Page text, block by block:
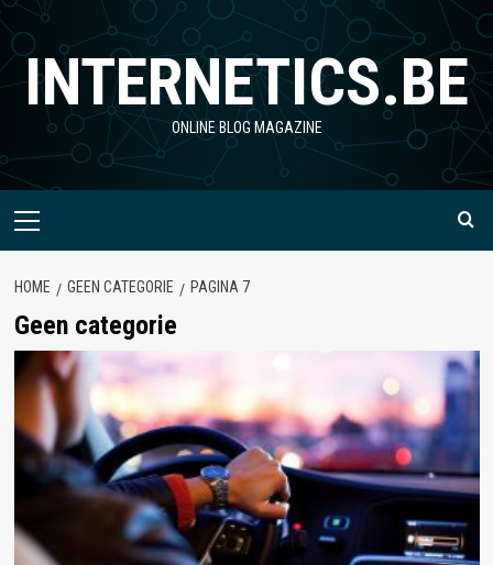
Ga
naar
de
inhoudINTERNETICS.BE
ONLINE BLOG MAGAZINE
Primair
HOME GEEN CATEGORIE PAGINA 7
Geen categorie